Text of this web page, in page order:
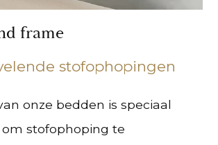
frame
stofophopingen
onze bedden is speciaal
stofophoping te